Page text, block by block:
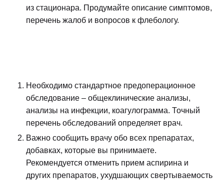
из стационара. Продумайте описание симптомов,
перечень жалоб и вопросов к флебологу.
Необходимо стандартное предоперационное
обследование – общеклинические анализы,
анализы на инфекции, коагулограмма. Точный
перечень обследований определяет врач.
Важно сообщить врачу обо всех препаратах,
добавках, которые вы принимаете.
Рекомендуется отменить прием аспирина и
других препаратов, ухудшающих свертываемость